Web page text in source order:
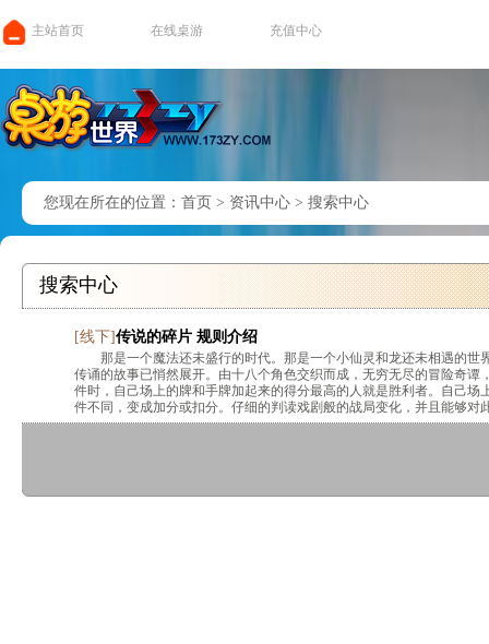
主站首页 在线桌游 充值中心
您现在所在的位置： 首页 > 资讯中心 > 搜索中心
搜索中心
[线下]传说的碎片 规则介绍
那是一个魔法还未盛行的时代。那是一个小仙灵和龙还未相遇的
传诵的故事已悄然展开。由十八个角色交织而成，无穷无尽的冒险奇谭
件时，自己场上的牌和手牌加起来的得分最高的人就是胜利者。自己
件不同，变成加分或扣分。仔细的判读戏剧般的战局变化，并且能够